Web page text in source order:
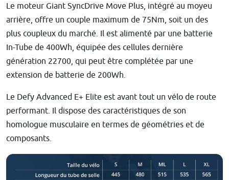
Le moteur Giant SyncDrive Move Plus, intégré au moyeu
arrière, offre un couple maximum de 75Nm, soit un des
plus coupleux du marché. Il est alimenté par une batterie
In-Tube de 400Wh, équipée des cellules dernière
génération 22700, qui peut être complétée par une
extension de batterie de 200Wh.
Le Defy Advanced E+ Elite est avant tout un vélo de route
performant. Il dispose des caractéristiques de son
homologue musculaire en termes de géométries et de
composants.